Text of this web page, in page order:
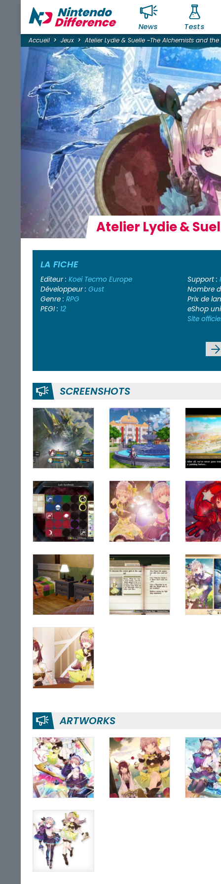
News Tests
Accueil Jeux Atelier Lydie & Suelle ~The Alchemists and
Atelier Lydie &
LA FICHE
Editeur : Koei Tecmo Europe
Développeur : Gust
Genre : RPG
PEGI : 12
Support :
Nombre
Prix de
eShop
Site
SCREENSHOTS
ARTWORKS